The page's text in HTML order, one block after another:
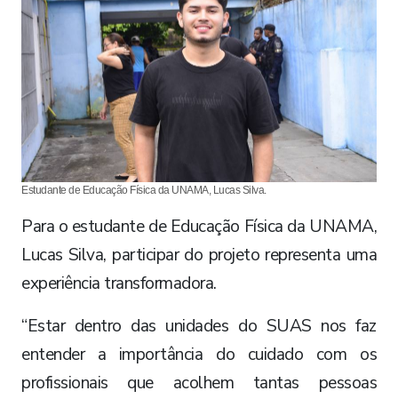
Estudante de Educação Física da UNAMA, Lucas Silva.
Para o estudante de Educação Física da UNAMA,
Lucas Silva, participar do projeto representa uma
experiência transformadora.
“Estar dentro das unidades do SUAS nos faz
entender a importância do cuidado com os
profissionais que acolhem tantas pessoas